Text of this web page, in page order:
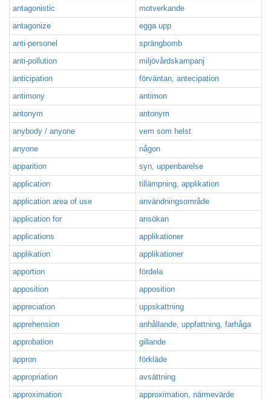
antagonistic
motverkande
antagonize
egga upp
anti-personel
sprängbomb
anti-pollution
miljövårdskampanj
anticipation
förväntan, antecipation
antimony
antimon
antonym
antonym
anybody / anyone
vem som helst
anyone
någon
apparition
syn, uppenbarelse
application
tillämpning, applikation
application area of use
användningsområde
application for
ansökan
applications
applikationer
applikation
applikationer
apportion
fördela
apposition
apposition
appreciation
uppskattning
apprehension
anhållande, uppfattning, farhåga
approbation
gillande
appron
förkläde
appropriation
avsättning
approximation
approximation, närmevärde